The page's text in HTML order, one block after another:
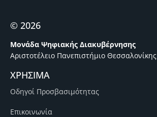
© 2026
Μονάδα Ψηφιακής Διακυβέρνησης
Αριστοτέλειο Πανεπιστήμιο Θεσσαλονίκης
ΧΡΗΣΙΜΑ
Οδηγοί Προσβασιμότητας
Επικοινωνία